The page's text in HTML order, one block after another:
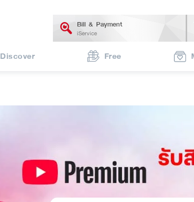
Bill & Payment
iService
Discover Free